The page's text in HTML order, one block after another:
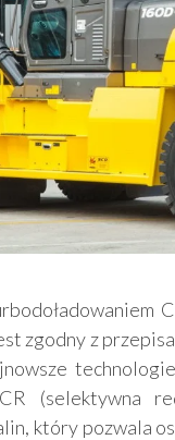
zgodny z
(selektywna
który pozwala